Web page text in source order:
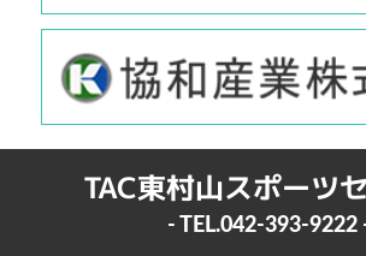
TAC東村山スポーツ
- TEL.042-393-9222